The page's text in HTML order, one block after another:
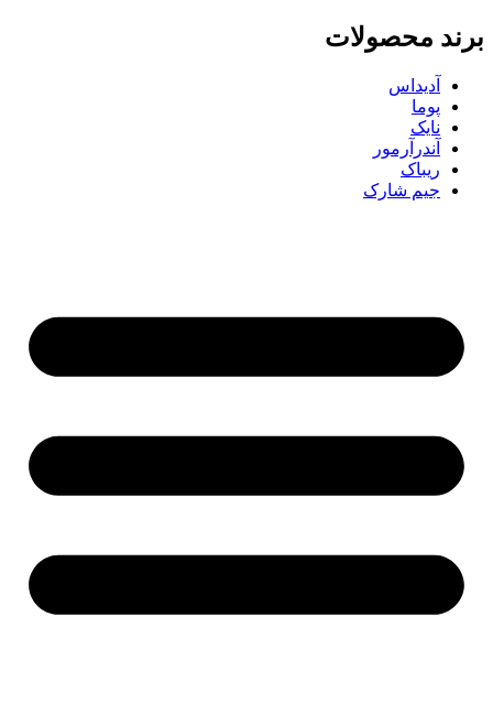
برند محصولات
آدیداس
پوما
نایک
آندرآرمور
ریباک
جیم شارک